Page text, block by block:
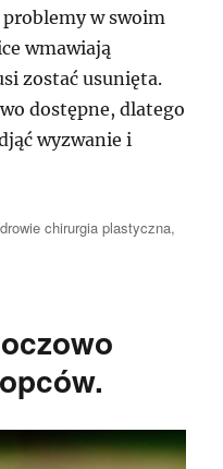
w swoim
wmawiają
zostać usunięta.
dostępne, dlatego
wyzwanie i
chirurgia plastyczna,